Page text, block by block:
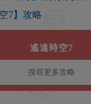
7】攻略
遙遠時空7